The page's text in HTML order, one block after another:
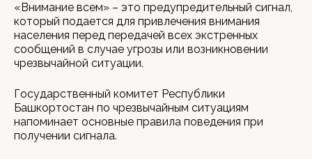
«Внимание всем» – это предупредительный сигнал,
который подается для привлечения внимания
населения перед передачей всех экстренных
сообщений в случае угрозы или возникновении
чрезвычайной ситуации.
Государственный комитет Республики
Башкортостан по чрезвычайным ситуациям
напоминает основные правила поведения при
получении сигнала.